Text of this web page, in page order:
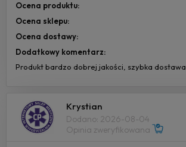
Ocena produktu:
Ocena sklepu:
Ocena dostawy:
Dodatkowy komentarz:
Produkt bardzo dobrej jakości, szybka dostawa.
Krystian
Dodano: 2026-08-04
Opinia zweryfikowana